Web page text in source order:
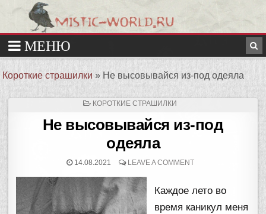
Короткие страшилки » Не высовывайся из-под одеяла
ОПУБЛИКОВАНО
КОРОТКИЕ СТРАШИЛКИ
Не высовывайся из-под
одеяла
14.08.2021 LEAVE A COMMENT
Каждое лето во
время каникул меня